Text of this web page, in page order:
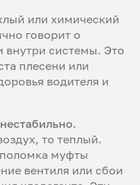
или химический
говорит о
внутри системы. Это
плесени или
водителя и
.
то теплый.
муфты
вентиля или сбои